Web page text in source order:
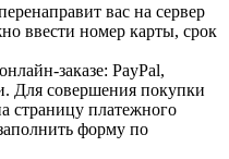
вас на сервер
ввести номер карты, срок
заказе: PayPal,
Для совершения покупки
страницу платежного
форму по